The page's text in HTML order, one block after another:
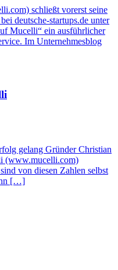
schließt vorerst seine
deutsche-startups.de unter
Mucelli“ ein ausführlicher
Im Unternehmesblog
gelang Gründer Christian
(www.mucelli.com)
von diesen Zahlen selbst
[…]